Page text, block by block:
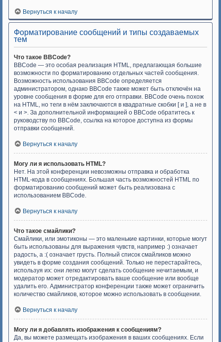
Вернуться к началу
Форматирование сообщений и типы создаваемых
тем
Что такое BBCode?
BBCode — это особая реализация HTML, предлагающая большие
возможности по форматированию отдельных частей сообщения.
Возможность использования BBCode определяется
администратором, однако BBCode также может быть отключён на
уровне сообщения в форме для его отправки. BBCode очень похож
на HTML, но теги в нём заключаются в квадратные скобки [ и ], а не в
< и >. За дополнительной информацией о BBCode обратитесь к
руководству по BBCode, ссылка на которое доступна из формы
отправки сообщений.
Вернуться к началу
Могу ли я использовать HTML?
Нет. На этой конференции невозможны отправка и обработка
HTML-кода в сообщениях. Большая часть возможностей HTML по
форматированию сообщений может быть реализована с
использованием BBCode.
Вернуться к началу
Что такое смайлики?
Смайлики, или эмотиконы — это маленькие картинки, которые могут
быть использованы для выражения чувств, например :) означает
радость, а :( означает грусть. Полный список смайликов можно
увидеть в форме создания сообщений. Только не перестарайтесь,
используя их: они легко могут сделать сообщение нечитаемым, и
модератор может отредактировать ваше сообщение или вообще
удалить его. Администратор конференции также может ограничить
количество смайликов, которое можно использовать в сообщении.
Вернуться к началу
Могу ли я добавлять изображения к сообщениям?
Да, вы можете размещать изображения в ваших сообщениях. Если